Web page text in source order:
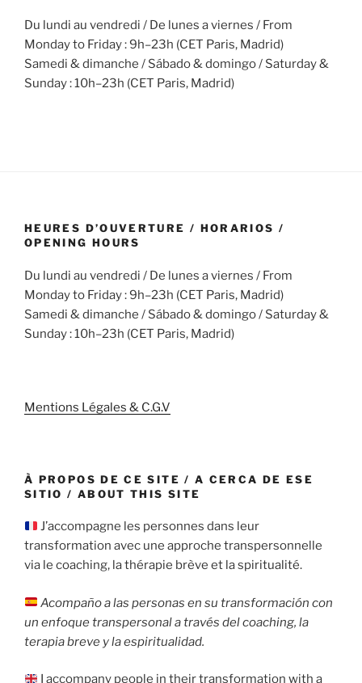
Du lundi au vendredi / De lunes a viernes / From
Monday to Friday : 9h–23h (CET Paris, Madrid)
Samedi & dimanche / Sábado & domingo / Saturday &
Sunday : 10h–23h (CET Paris, Madrid)
HEURES D’OUVERTURE / HORARIOS /
OPENING HOURS
Du lundi au vendredi / De lunes a viernes / From
Monday to Friday : 9h–23h (CET Paris, Madrid)
Samedi & dimanche / Sábado & domingo / Saturday &
Sunday : 10h–23h (CET Paris, Madrid)
Mentions Légales & C.G.V
À PROPOS DE CE SITE / A CERCA DE ESE
SITIO / ABOUT THIS SITE
J’accompagne les personnes dans leur
transformation avec une approche transpersonnelle
via le coaching, la thérapie brève et la spiritualité.
Acompaño a las personas en su transformación con
un enfoque transpersonal a través del coaching, la
terapia breve y la espiritualidad.
I accompany people in their transformation with a